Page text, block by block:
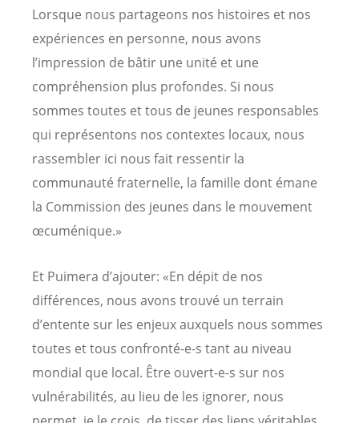
Lorsque nous partageons nos histoires et nos
expériences en personne, nous avons
l’impression de bâtir une unité et une
compréhension plus profondes. Si nous
sommes toutes et tous de jeunes responsables
qui représentons nos contextes locaux, nous
rassembler ici nous fait ressentir la
communauté fraternelle, la famille dont émane
la Commission des jeunes dans le mouvement
œcuménique.»
Et Puimera d’ajouter: «En dépit de nos
différences, nous avons trouvé un terrain
d’entente sur les enjeux auxquels nous sommes
toutes et tous confronté-e-s tant au niveau
mondial que local. Être ouvert-e-s sur nos
vulnérabilités, au lieu de les ignorer, nous